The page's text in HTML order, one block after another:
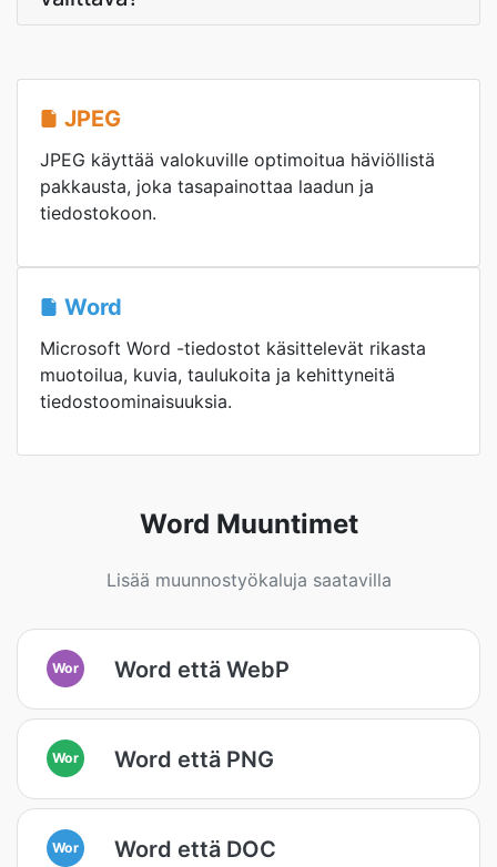
JPEG
JPEG käyttää valokuville optimoitua häviöllistä
pakkausta, joka tasapainottaa laadun ja
tiedostokoon.
Word
Microsoft Word -tiedostot käsittelevät rikasta
muotoilua, kuvia, taulukoita ja kehittyneitä
tiedostoominaisuuksia.
Word Muuntimet
Lisää muunnostyökaluja saatavilla
Wor Word että WebP
Wor Word että PNG
Wor Word että DOC